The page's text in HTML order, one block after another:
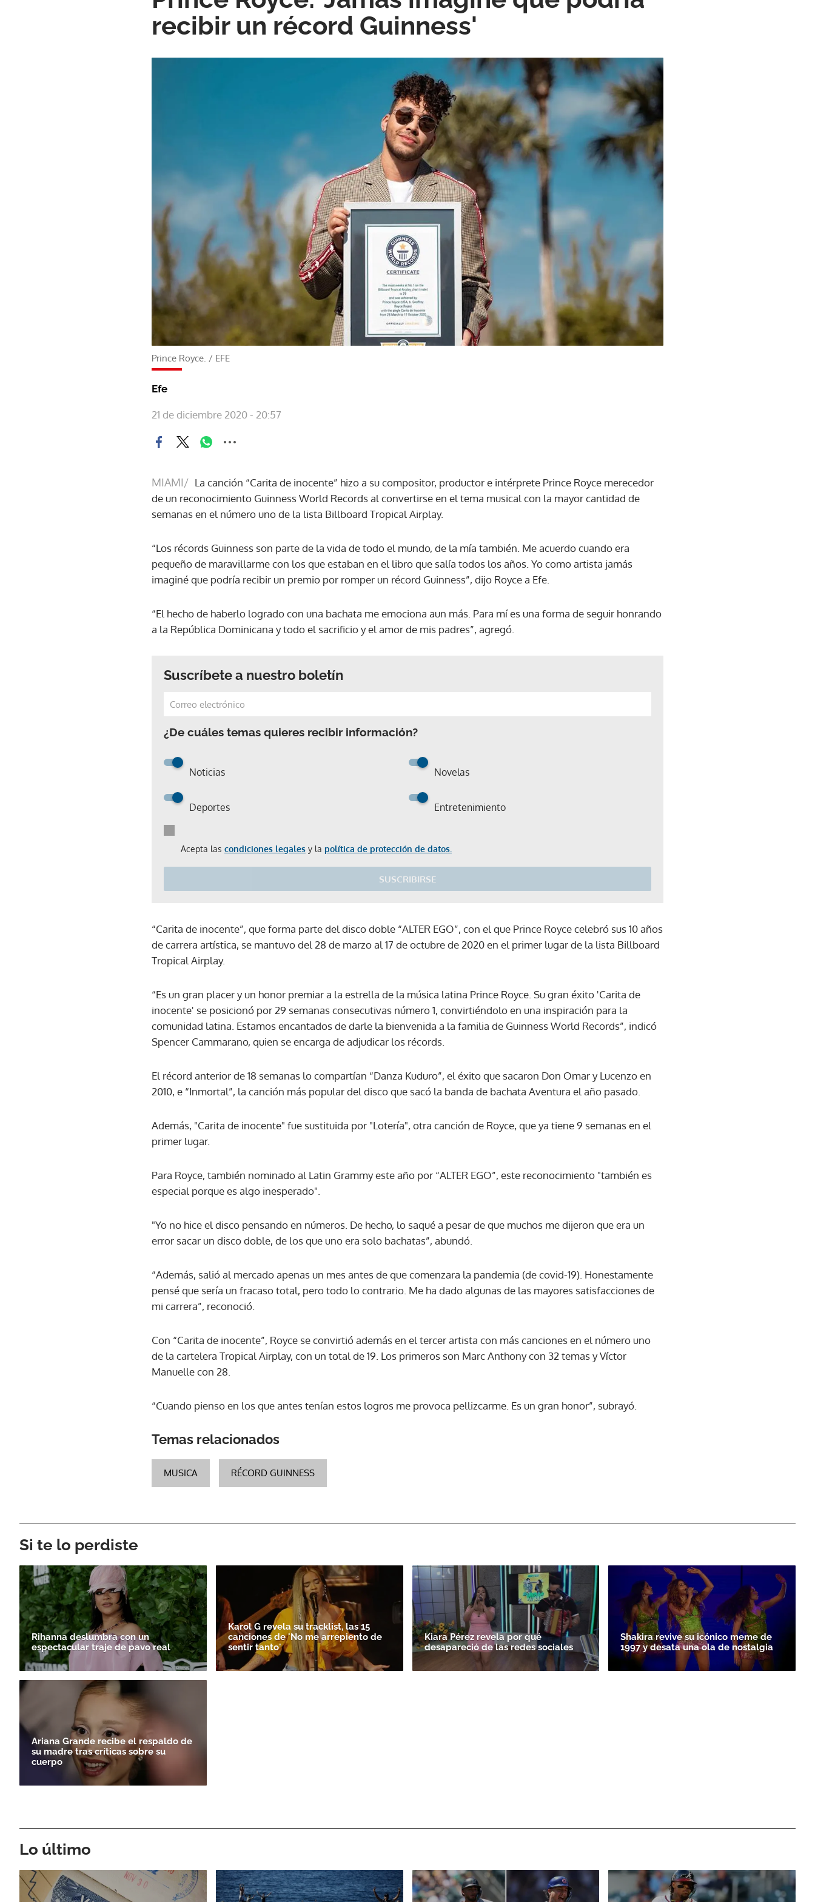
recibir un récord Guinness'
Prince Royce. / EFE
Efe
21 de diciembre 2020 - 20:57
MIAMI/ La canción “Carita de inocente” hizo a su compositor, productor e intérprete Prince Royce merecedor
de un reconocimiento Guinness World Records al convertirse en el tema musical con la mayor cantidad de
semanas en el número uno de la lista Billboard Tropical Airplay.
“Los récords Guinness son parte de la vida de todo el mundo, de la mía también. Me acuerdo cuando era
pequeño de maravillarme con los que estaban en el libro que salía todos los años. Yo como artista jamás
imaginé que podría recibir un premio por romper un récord Guinness”, dijo Royce a Efe.
“El hecho de haberlo logrado con una bachata me emociona aun más. Para mí es una forma de seguir honrando
a la República Dominicana y todo el sacrificio y el amor de mis padres”, agregó.
Suscríbete a nuestro boletín
¿De cuáles temas quieres recibir información?
Noticias Novelas
Deportes Entretenimiento
Acepta las condiciones legales y la política de protección de datos.
SUSCRIBIRSE
Gracias por suscribirte a nuestro boletín.
ACEPTAR
“Carita de inocente”, que forma parte del disco doble “ALTER EGO”, con el que Prince Royce celebró sus 10 años
de carrera artística, se mantuvo del 28 de marzo al 17 de octubre de 2020 en el primer lugar de la lista Billboard
Tropical Airplay.
“Es un gran placer y un honor premiar a la estrella de la música latina Prince Royce. Su gran éxito 'Carita de
inocente' se posicionó por 29 semanas consecutivas número 1, convirtiéndolo en una inspiración para la
comunidad latina. Estamos encantados de darle la bienvenida a la familia de Guinness World Records”, indicó
Spencer Cammarano, quien se encarga de adjudicar los récords.
El récord anterior de 18 semanas lo compartían “Danza Kuduro”, el éxito que sacaron Don Omar y Lucenzo en
2010, e “Inmortal”, la canción más popular del disco que sacó la banda de bachata Aventura el año pasado.
Además, "Carita de inocente" fue sustituida por "Lotería", otra canción de Royce, que ya tiene 9 semanas en el
primer lugar.
Para Royce, también nominado al Latin Grammy este año por “ALTER EGO”, este reconocimiento "también es
especial porque es algo inesperado".
"Yo no hice el disco pensando en números. De hecho, lo saqué a pesar de que muchos me dijeron que era un
error sacar un disco doble, de los que uno era solo bachatas”, abundó.
“Además, salió al mercado apenas un mes antes de que comenzara la pandemia (de covid-19). Honestamente
pensé que sería un fracaso total, pero todo lo contrario. Me ha dado algunas de las mayores satisfacciones de
mi carrera”, reconoció.
Con “Carita de inocente”, Royce se convirtió además en el tercer artista con más canciones en el número uno
de la cartelera Tropical Airplay, con un total de 19. Los primeros son Marc Anthony con 32 temas y Víctor
Manuelle con 28.
“Cuando pienso en los que antes tenían estos logros me provoca pellizcarme. Es un gran honor”, subrayó.
Temas relacionados
MUSICA RÉCORD GUINNESS
Si te lo perdiste
Rihanna deslumbra con un
espectacular traje de pavo real
Karol G revela su tracklist, las 15
canciones de 'No me arrepiento de
sentir tanto'
Kiara Pérez revela por qué
desapareció de las redes sociales
Shakira revive su icónico meme de
1997 y desata una ola de nostalgia
Ariana Grande recibe el respaldo de
su madre tras críticas sobre su
cuerpo
Lo último